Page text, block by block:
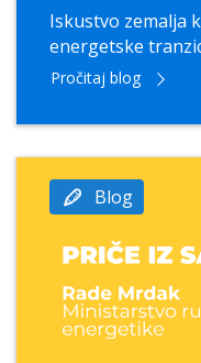
Iskustvo zemalja
energetske
Pročitaj blog
Blog